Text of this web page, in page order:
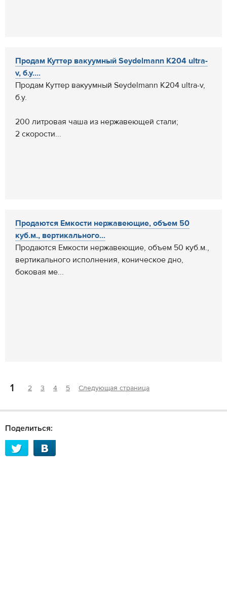
Продам Куттер вакуумный Seydelmann K204 ultra-
v, б.у....
Продам Куттер вакуумный Seydelmann K204 ultra-v,
б.у.
200 литровая чаша из нержавеющей стали;
2 скорости...
Продаются Емкости нержавеющие, объем 50
куб.м., вертикального...
Продаются Емкости нержавеющие, объем 50 куб.м.,
вертикального исполнения, коническое дно,
боковая ме...
1 2 3 4 5 Следующая страница
Поделиться: